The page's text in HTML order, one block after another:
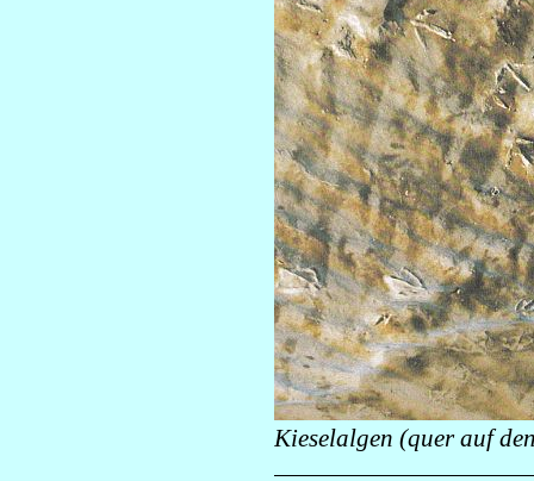
Kieselalgen (quer auf